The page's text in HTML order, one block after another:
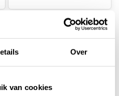
Over
van cookies